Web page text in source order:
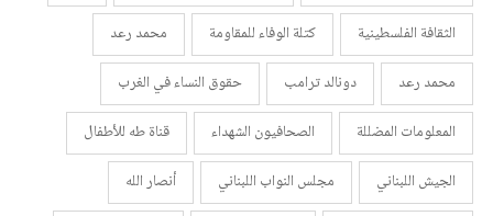
الثقافة الفلسطينية
كتلة الوفاء للمقاومة
محمد رعد
محمد رعد
دونالد ترامب
حقوق النساء في الغرب
المعلومات المضللة
الصحافيون الشهداء
قناة طه للأطفال
الجيش اللبناني
مجلس النواب اللبناني
أنصار الله